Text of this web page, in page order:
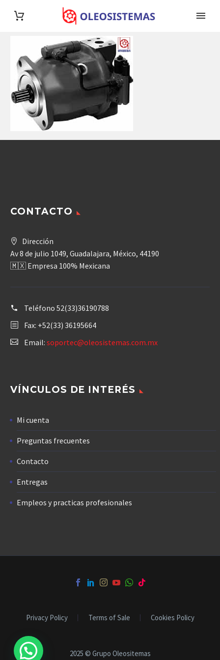
CONTACTO
Dirección
Av 8 de julio 1049, Guadalajara, México, 44190
🇲🇽 Empresa 100% Mexicana
Teléfono 52(33)36190788
Fax: +52(33) 36195664
Email: soportec@oleosistemas.com.mx
VÍNCULOS DE INTERÉS
Mi cuenta
Preguntas frecuentes
Contacto
Entregas
Empleos y practicas profesionales
Privacy Policy Terms of Sale Cookies Policy
2025 © Grupo Oleositemas